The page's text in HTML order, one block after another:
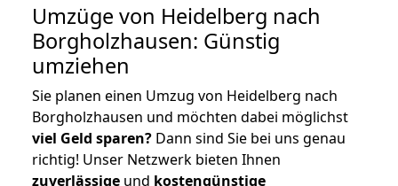
Umzüge von Heidelberg nach
Borgholzhausen: Günstig
umziehen
Sie planen einen Umzug von Heidelberg nach
Borgholzhausen und möchten dabei möglichst
viel Geld sparen? Dann sind Sie bei uns genau
richtig! Unser Netzwerk bieten Ihnen
zuverlässige und kostengünstige